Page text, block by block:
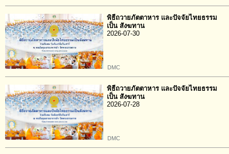
พิธีถวายภัตตาหาร และปัจจัยไทยธรรม
เป็น สังฆทาน
2026-07-30
DMC
พิธีถวายภัตตาหาร และปัจจัยไทยธรรม
เป็น สังฆทาน
2026-07-28
DMC